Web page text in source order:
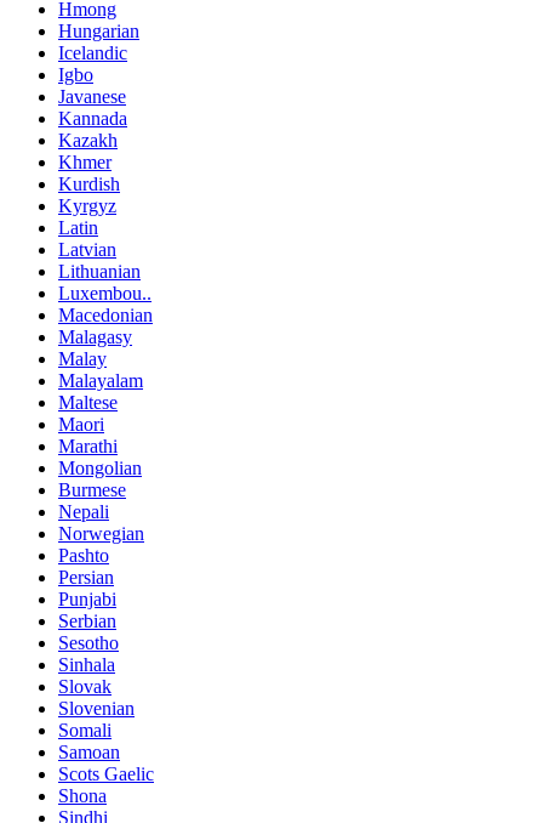
Hmong
Hungarian
Icelandic
Igbo
Javanese
Kannada
Kazakh
Khmer
Kurdish
Kyrgyz
Latin
Latvian
Lithuanian
Luxembou..
Macedonian
Malagasy
Malay
Malayalam
Maltese
Maori
Marathi
Mongolian
Burmese
Nepali
Norwegian
Pashto
Persian
Punjabi
Serbian
Sesotho
Sinhala
Slovak
Slovenian
Somali
Samoan
Scots Gaelic
Shona
Sindhi